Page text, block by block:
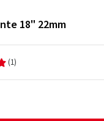
18" 22mm
(1)